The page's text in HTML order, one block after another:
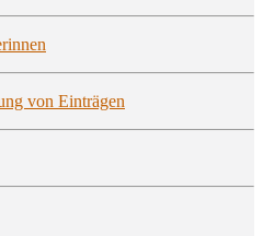
von Einträgen